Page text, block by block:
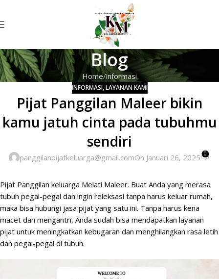
Blog
Home informasi
INFORMASI,LAYANAN KAMI
Pijat Panggilan Maleer bikin
kamu jatuh cinta pada tubuhmu
sendiri
panggilanpijatkeluarga@gmail.comOn Januari 26, 2025 0
Pijat Panggilan keluarga Melati Maleer. Buat Anda yang merasa
tubuh pegal-pegal dan ingin releksasi tanpa harus keluar rumah,
maka bisa hubungi jasa pijat yang satu ini. Tanpa harus kena
macet dan mengantri, Anda sudah bisa mendapatkan layanan
pijat untuk meningkatkan kebugaran dan menghilangkan rasa letih
dan pegal-pegal di tubuh.